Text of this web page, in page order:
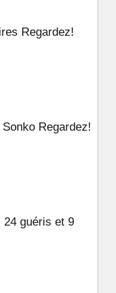
Regardez!
Regardez!
guéris et 9